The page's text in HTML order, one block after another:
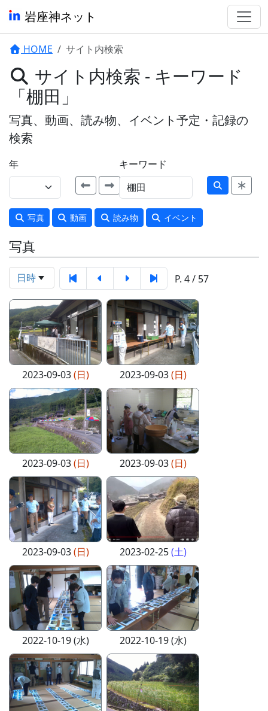
岩座神ネット
HOME サイト内検索
サイト内検索 - キーワード
「棚田」
写真、動画、読み物、イベント予定・記録の
検索
年 キーワード
写真 動画 読み物 イベント
写真
日時 P. 4 / 57
2023-09-03(日) 2023-09-03(日)
2023-09-03(日) 2023-09-03(日)
2023-09-03(日) 2023-02-25(土)
2022-10-19 (水) 2022-10-19 (水)